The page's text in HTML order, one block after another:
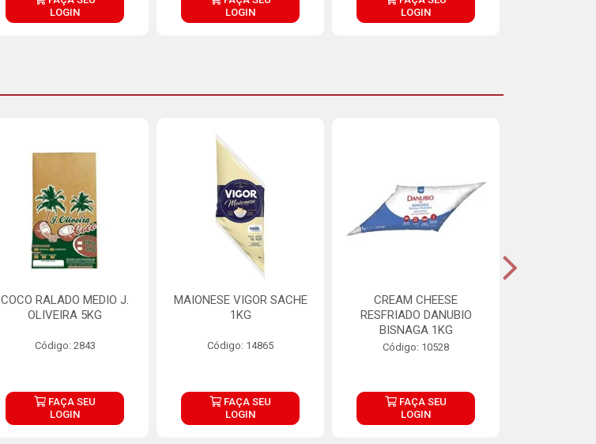
LOGIN
LOGIN
LOGIN
COCO RALADO MEDIO J.
OLIVEIRA 5KG
Código: 2843
FAÇA SEU
LOGIN
MAIONESE VIGOR SACHE
1KG
Código: 14865
FAÇA SEU
LOGIN
CREAM CHEESE
RESFRIADO DANUBIO
BISNAGA 1KG
Código: 10528
FAÇA SEU
LOGIN